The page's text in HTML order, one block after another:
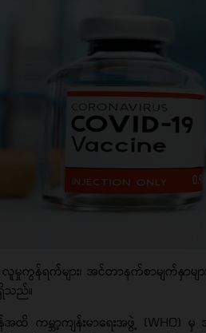
ရက်များ၊ အင်တာနက်စာမျက်နှာမျာ
သည်။
ထိ ကမ္ဘာ့ကျန်းမာရေးအဖွဲ့